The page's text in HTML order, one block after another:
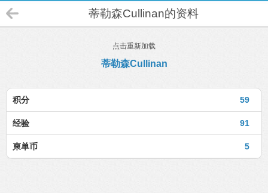
蒂勒森Cullinan的资料
点击重新加载
蒂勒森Cullinan
59
积分
91
经验
5
柬单币